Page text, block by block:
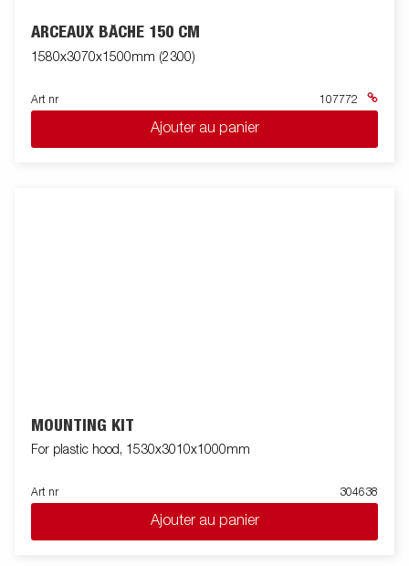
ARCEAUX BÂCHE 150 CM
1580x3070x1500mm (2300)
Art nr 107772
Ajouter au panier
MOUNTING KIT
For plastic hood, 1530x3010x1000mm
Art nr 304638
Ajouter au panier